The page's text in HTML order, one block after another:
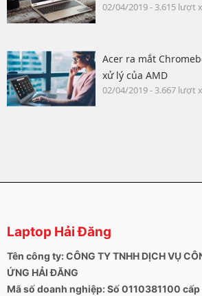
02/04/2019 - 3.615 lượt
Acer ra mắt
xử lý của AMD
02/04/2019 - 3.667 lượt
Laptop Hải Đăng
Tên công ty: CÔNG TY TNHH DỊCH VỤ
ỨNG HẢI ĐĂNG
Mã số doanh nghiệp: Số 0110381100